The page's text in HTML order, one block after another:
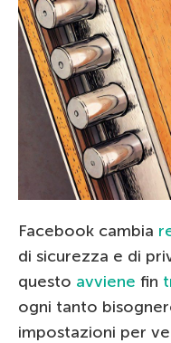
Facebook cambia
di sicurezza e di
questo avviene fin
ogni tanto
impostazioni per